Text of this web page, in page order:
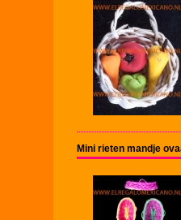
Mini rieten mandje